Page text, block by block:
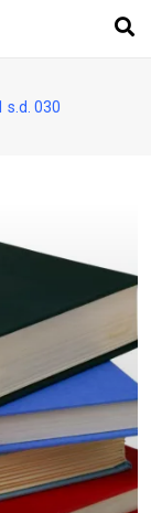
s.d. 030